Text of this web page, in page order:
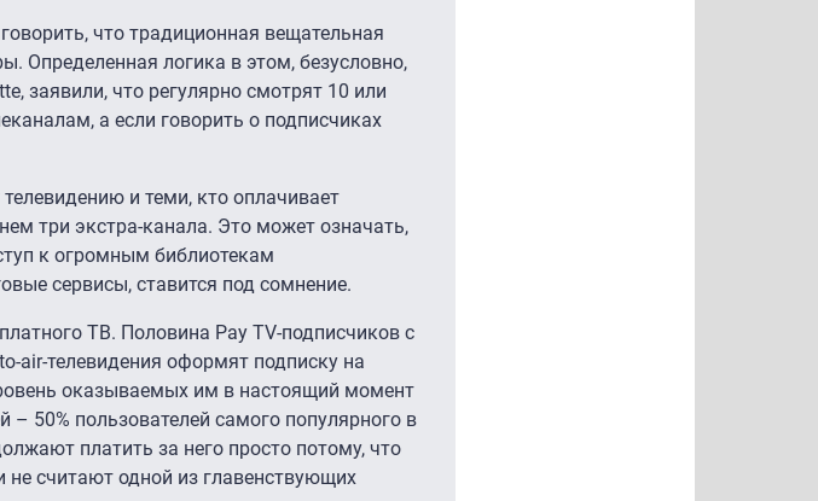
что традиционная вещательная
Определенная логика в этом, безусловно,
заявили, что регулярно смотрят 10 или
а если говорить о подписчиках
и теми, кто оплачивает
три экстра-канала. Это может означать,
к огромным библиотекам
сервисы, ставится под сомнение.
ТВ. Половина Pay TV-подписчиков с
air-телевидения оформят подписку на
оказываемых им в настоящий момент
– 50% пользователей самого популярного в
платить за него просто потому, что
не считают одной из главенствующих